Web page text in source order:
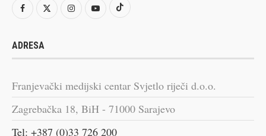
ADRESA
Franjevački medijski centar Svjetlo riječi d.o.o.
Zagrebačka 18, BiH - 71000 Sarajevo
Tel: +387 (0)33 726 200